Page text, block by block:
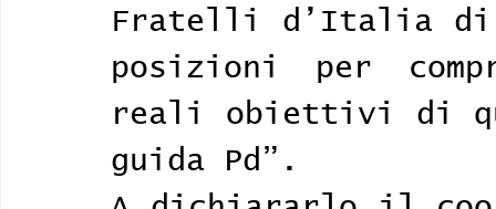
Fratelli d’Italia di
posizioni per
reali obiettivi di
guida Pd”.